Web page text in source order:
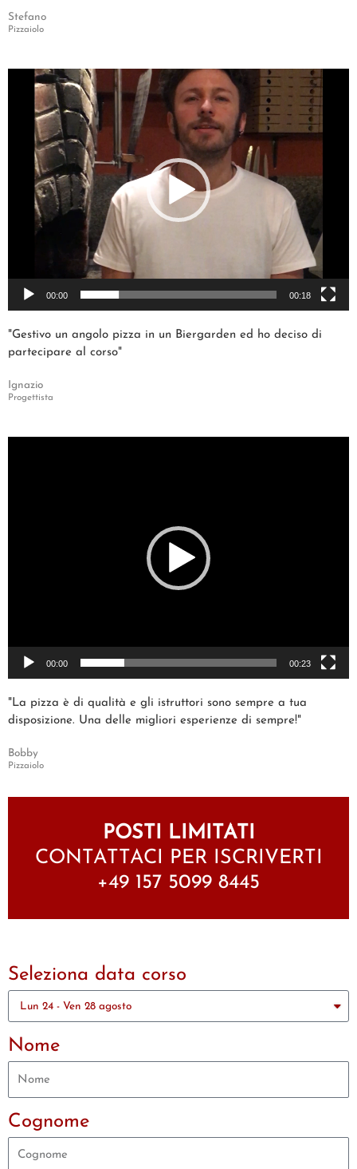
Stefano
Pizzaiolo
Video
Player
00:00 00:18
"Gestivo un angolo pizza in un Biergarden ed ho deciso di
partecipare al corso"
Ignazio
Progettista
00:00 00:23
"La pizza è di qualità e gli istruttori sono sempre a tua
disposizione. Una delle migliori esperienze di sempre!"
Bobby
Pizzaiolo
POSTI LIMITATI
CONTATTACI PER ISCRIVERTI
+49 157 5099 8445
Seleziona data corso
Nome
Cognome